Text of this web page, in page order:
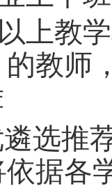
上教
教师
选推
据各